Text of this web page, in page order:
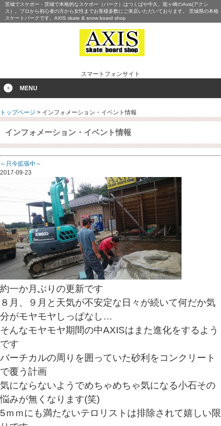
茨城でスケボー・茨城で本格的なスケボー（パーク）はつくばや牛久、龍ヶ崎のAxis(アクシ
ス）。プロから初心者の方から女性までお客様多数にご来店いただいております。 茨城県の本格
スケートパークです。AXIS skate & snow board shop
スマートフォンサイト
MENU
トップページ > インフォメーション・イベント情報
インフォメーション・イベント情報
～只今拡張中～
2017-09-23
約一か月ぶりの更新です
８月、９月と天気が不安定な日々が続いて何だか気
分がモヤモヤしっぱなし…
そんなモヤモヤ期間の中AXISはまた進化をするよう
です
バーチカルの周りを囲っていた砂利をコンクリート
で覆う計画
気にならないようでめちゃめちゃ気になる小石その
悩みが無くなります(笑)
5ｍｍにも満たないテロリストは排除されて嬉しい限